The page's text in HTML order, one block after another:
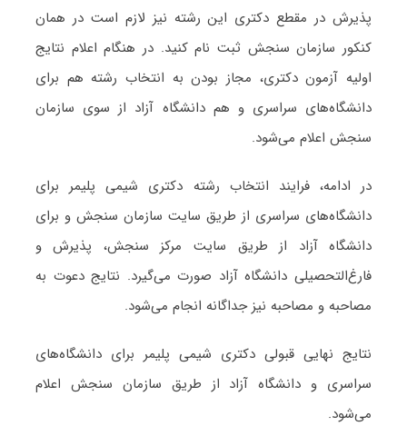
پذیرش در مقطع دکتری این رشته نیز لازم است در همان
کنکور سازمان سنجش ثبت نام کنید. در هنگام اعلام نتایج
اولیه آزمون دکتری، مجاز بودن به انتخاب رشته هم برای
دانشگاه‌های سراسری و هم دانشگاه آزاد از سوی سازمان
سنجش اعلام می‌شود.
در ادامه، فرایند انتخاب رشته دکتری شیمی پلیمر برای
دانشگاه‌های سراسری از طریق سایت سازمان سنجش و برای
دانشگاه آزاد از طریق سایت مرکز سنجش، پذیرش و
فارغ‌التحصیلی دانشگاه آزاد صورت می‌گیرد. نتایج دعوت به
مصاحبه و مصاحبه نیز جداگانه انجام می‌شود.
نتایج نهایی قبولی دکتری شیمی پلیمر برای دانشگاه‌های
سراسری و دانشگاه آزاد از طریق سازمان سنجش اعلام
می‌شود.